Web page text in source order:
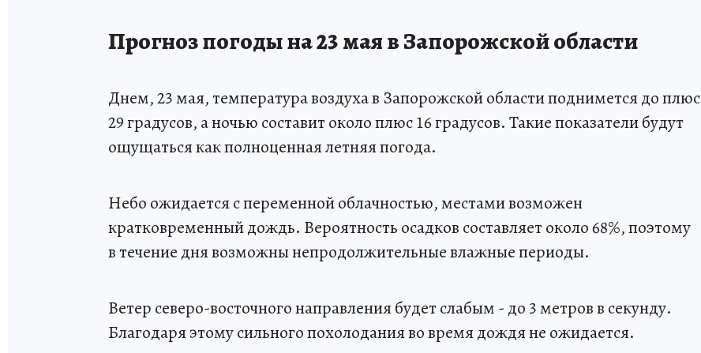
Прогноз погоды на 23 мая в Запорожской области
Днем, 23 мая, температура воздуха в Запорожской области поднимется до плюс
29 градусов, а ночью составит около плюс 16 градусов. Такие показатели будут
ощущаться как полноценная летняя погода.
Небо ожидается с переменной облачностью, местами возможен
кратковременный дождь. Вероятность осадков составляет около 68%, поэтому
в течение дня возможны непродолжительные влажные периоды.
Ветер северо-восточного направления будет слабым - до 3 метров в секунду.
Благодаря этому сильного похолодания во время дождя не ожидается.